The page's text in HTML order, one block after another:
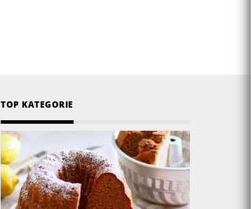
TOP KATEGORIE